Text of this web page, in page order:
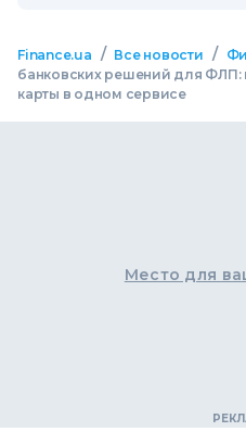
Finance.ua / Все новости /
банковских решений для ФЛП:
карты в одном сервисе
Место для